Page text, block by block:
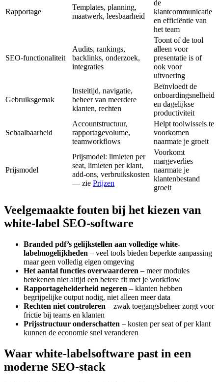
Rapportage
Templates, planning,
maatwerk, leesbaarheid
de
klantcommunicatie
en efficiëntie van
het team
SEO-functionaliteit
Audits, rankings,
backlinks, onderzoek,
integraties
Toont of de tool
alleen voor
presentatie is of
ook voor
uitvoering
Gebruiksgemak
Insteltijd, navigatie,
beheer van meerdere
klanten, rechten
Beïnvloedt de
onboardingsnelheid
en dagelijkse
productiviteit
Schaalbaarheid
Accountstructuur,
rapportagevolume,
teamworkflows
Helpt toolwissels te
voorkomen
naarmate je groeit
Prijsmodel
Prijsmodel: limieten per
seat, limieten per klant,
add-ons, verbruikskosten
— zie Prijzen
Voorkomt
margeverlies
naarmate je
klantenbestand
groeit
Veelgemaakte fouten bij het kiezen van
white-label SEO-software
Branded pdf’s gelijkstellen aan volledige white-
labelmogelijkheden – veel tools bieden beperkte aanpassing
maar geen volledig eigen omgeving
Het aantal functies overwaarderen – meer modules
betekenen niet altijd een betere fit met je workflow
Rapportagehelderheid negeren – klanten hebben
begrijpelijke output nodig, niet alleen meer data
Rechten niet controleren – zwak toegangsbeheer zorgt voor
frictie bij teams en klanten
Prijsstructuur onderschatten – kosten per seat of per klant
kunnen de economie snel veranderen
Waar white-labelsoftware past in een
moderne SEO-stack